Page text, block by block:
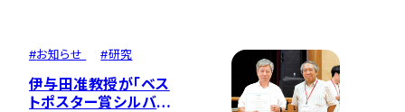
#お知らせ #研究
伊与田准教授が「ベス
トポスター賞シルバ